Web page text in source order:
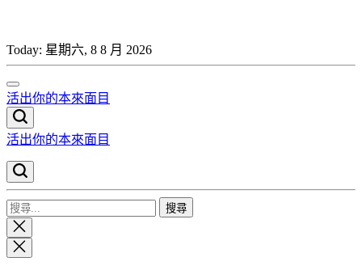
Today: 星期六, 8 8 月 2026
活出你的本來面目
活出你的本來面目
搜
尋
關
Close
search